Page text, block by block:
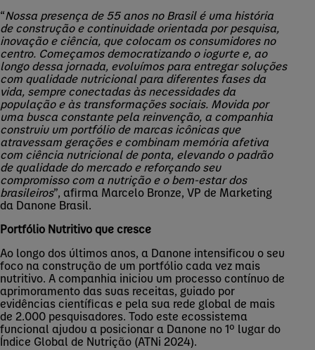
“Nossa presença de 55 anos no Brasil é uma história
de construção e continuidade orientada por pesquisa,
inovação e ciência, que colocam os consumidores no
centro. Começamos democratizando o iogurte e, ao
longo dessa jornada, evoluímos para entregar soluções
com qualidade nutricional para diferentes fases da
vida, sempre conectadas às necessidades da
população e às transformações sociais. Movida por
uma busca constante pela reinvenção, a companhia
construiu um portfólio de marcas icônicas que
atravessam gerações e combinam memória afetiva
com ciência nutricional de ponta, elevando o padrão
de qualidade do mercado e reforçando seu
compromisso com a nutrição e o bem-estar dos
brasileiros”, afirma Marcelo Bronze, VP de Marketing
da Danone Brasil.
Portfólio Nutritivo que cresce
Ao longo dos últimos anos, a Danone intensificou o seu
foco na construção de um portfólio cada vez mais
nutritivo. A companhia iniciou um processo contínuo de
aprimoramento das suas receitas, guiado por
evidências científicas e pela sua rede global de mais
de 2.000 pesquisadores. Todo este ecossistema
funcional ajudou a posicionar a Danone no 1º lugar do
Índice Global de Nutrição (ATNi 2024).